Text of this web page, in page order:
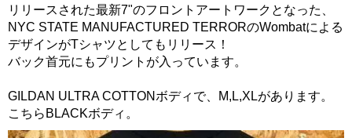
リリースされた最新7"のフロントアートワークとなった、
NYC STATE MANUFACTURED TERRORのWombatによる
デザインがTシャツとしてもリリース！
バック首元にもプリントが入っています。
GILDAN ULTRA COTTONボディで、M,L,XLがあります。
こちらBLACKボディ。